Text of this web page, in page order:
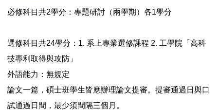
必修科目共2學分：專題研討（兩學期）各1學分
選修科目共24學分：1. 系上專業選修課程 2. 工學院「高科
技專利取得與攻防」
外語能力：無規定
論文一篇，碩士班學生皆應辦理論文提審。提審通過日與口
試通過日間，最少須間隔三個月。